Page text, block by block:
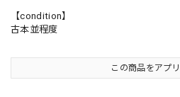
【condition】
古本並程度
この商品をアプ